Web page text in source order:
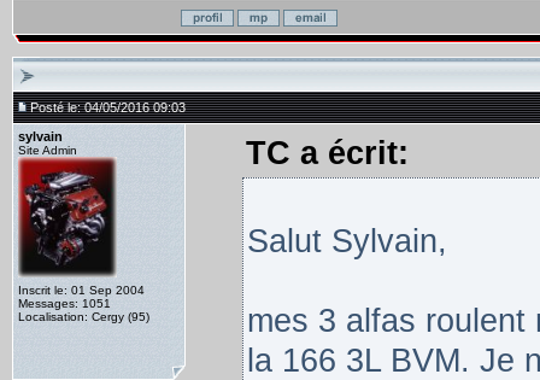
Posté le: 04/05/2016 09:03
sylvain
Site Admin
Inscrit le: 01 Sep 2004
Messages: 1051
Localisation: Cergy (95)
TC a écrit:
Salut Sylvain,
mes 3 alfas roulent
la 166 3L BVM. Je